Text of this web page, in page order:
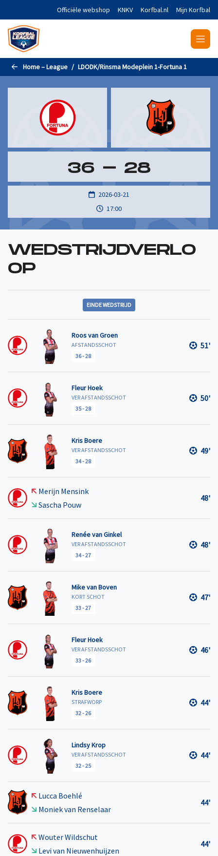
Naar de hoofdinhoud gaanOfficiële webshop KNKV Korfbal.nl Mijn Korfbal
Home – League LDODK/Rinsma Modeplein 1-Fortuna 1
36 - 28
2026-03-21
17:00
WEDSTRIJDVERLO
OP
EINDE WEDSTRIJD
Roos van Groen
AFSTANDSSCHOT
36-28
51'
Fleur Hoek
VER AFSTANDSSCHOT
35-28
50'
Kris Boere
VER AFSTANDSSCHOT
34-28
49'
Merijn Mensink
Sascha Pouw
48'
Renée van Ginkel
VER AFSTANDSSCHOT
34-27
48'
Mike van Boven
KORT SCHOT
33-27
47'
Fleur Hoek
VER AFSTANDSSCHOT
33-26
46'
Kris Boere
STRAFWORP
32-26
44'
Lindsy Krop
VER AFSTANDSSCHOT
32-25
44'
Lucca Boehlé
Moniek van Renselaar
44'
Wouter Wildschut
Levi van Nieuwenhuijzen
44'